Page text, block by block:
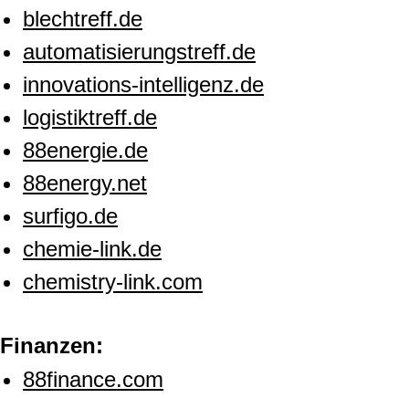
blechtreff.de
automatisierungstreff.de
innovations-intelligenz.de
logistiktreff.de
88energie.de
88energy.net
surfigo.de
chemie-link.de
chemistry-link.com
Finanzen:
88finance.com